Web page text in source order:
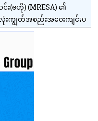
င်း(ဗဟို) (MRESA) ၏
ကျွတ်အစည်းအဝေးကျင်းပ